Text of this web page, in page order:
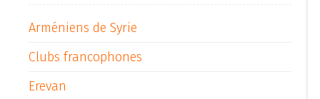
Arméniens de Syrie
Clubs francophones
Erevan